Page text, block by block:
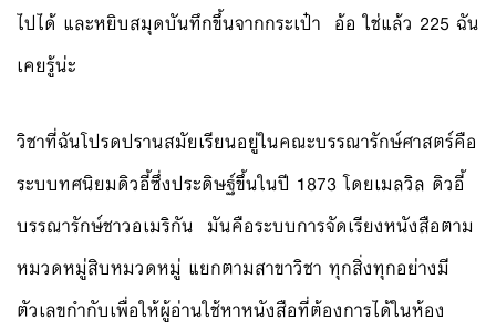
ไปได้ และหยิบสมุดบันทึกขึ้นจากกระเป๋า อ้อ ใช่แล้ว 225 ฉัน
เคยรู้น่ะ
วิชาที่ฉันโปรดปรานสมัยเรียนอยู่ในคณะบรรณารักษ์ศาสตร์คือ
ระบบทศนิยมดิวอี้ซึ่งประดิษฐ์ขึ้นในปี 1873 โดยเมลวิล ดิวอี้
บรรณารักษ์ชาวอเมริกัน มันคือระบบการจัดเรียงหนังสือตาม
หมวดหมู่สิบหมวดหมู่ แยกตามสาขาวิชา ทุกสิ่งทุกอย่างมี
ตัวเลขกำกับเพื่อให้ผู้อ่านใช้หาหนังสือที่ต้องการได้ในห้อง